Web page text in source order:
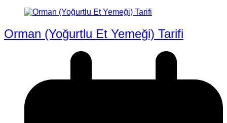
Orman (Yoğurtlu Et Yemeği) Tarifi